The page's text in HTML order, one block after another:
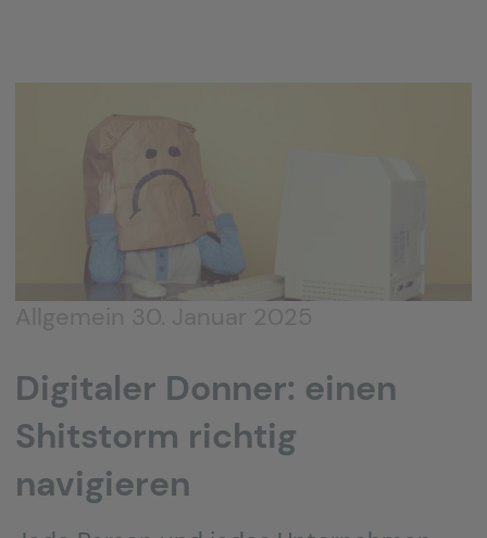
Digitaler Donner: einen
Shitstorm richtig
navigieren